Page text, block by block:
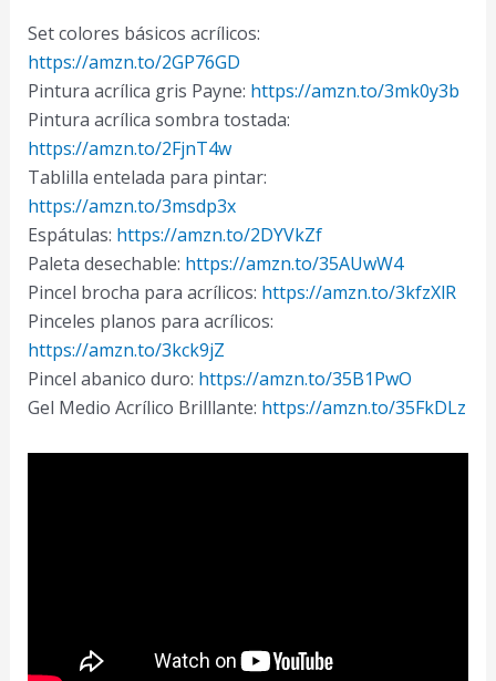
Set colores básicos acrílicos:
https://amzn.to/2GP76GD
Pintura acrílica gris Payne: https://amzn.to/3mk0y3b
Pintura acrílica sombra tostada:
https://amzn.to/2FjnT4w
Tablilla entelada para pintar:
https://amzn.to/3msdp3x
Espátulas: https://amzn.to/2DYVkZf
Paleta desechable: https://amzn.to/35AUwW4
Pincel brocha para acrílicos: https://amzn.to/3kfzXlR
Pinceles planos para acrílicos:
https://amzn.to/3kck9jZ
Pincel abanico duro: https://amzn.to/35B1PwO
Gel Medio Acrílico Brilllante: https://amzn.to/35FkDLz